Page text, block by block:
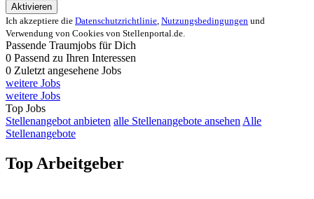
Aktivieren
Ich akzeptiere die Datenschutzrichtlinie, Nutzungsbedingungen und
Verwendung von Cookies von Stellenportal.de.
Passende Traumjobs für Dich
0 Passend zu Ihren Interessen
0 Zuletzt angesehene Jobs
weitere Jobs
weitere Jobs
Top Jobs
Stellenangebot anbieten alle Stellenangebote ansehen Alle
Stellenangebote
Top Arbeitgeber